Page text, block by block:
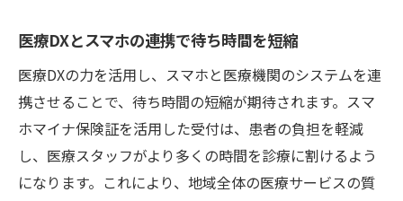
医療DXとスマホの連携で待ち時間を短縮
医療DXの力を活用し、スマホと医療機関のシステムを連
携させることで、待ち時間の短縮が期待されます。スマ
ホマイナ保険証を活用した受付は、患者の負担を軽減
し、医療スタッフがより多くの時間を診療に割けるよう
になります。これにより、地域全体の医療サービスの質